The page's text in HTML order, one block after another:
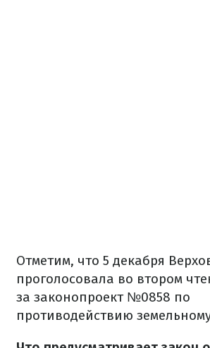
Отметим, что 5 декабря
проголосовала во втором
за законопроект №0858 по
противодействию